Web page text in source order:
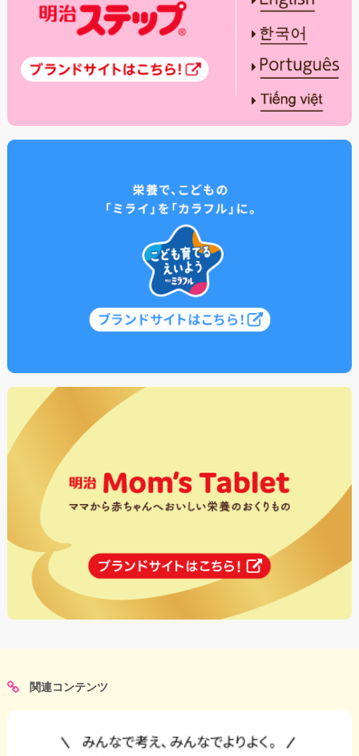
関連コンテンツ